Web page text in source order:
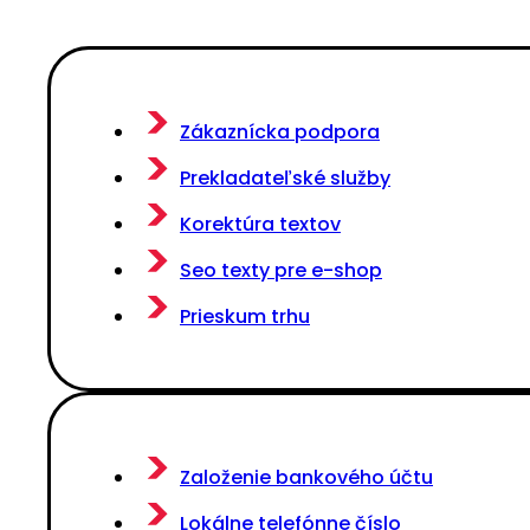
Zákaznícka podpora
Prekladateľské služby
Korektúra textov
Seo texty pre e-shop
Prieskum trhu
Založenie bankového účtu
Lokálne telefónne číslo